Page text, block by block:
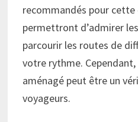
recommandés pour cette
permettront d’admirer
parcourir les routes de
votre rythme. Cependant,
aménagé peut être un
voyageurs.